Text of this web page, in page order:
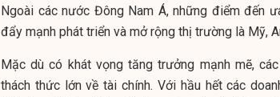
Ngoài các nước Đông Nam Á, những điểm đến
đẩy mạnh phát triển và mở rộng thị trường là Mỹ,
Mặc dù có khát vọng tăng trưởng mạnh mẽ,
thách thức lớn về tài chính. Với hầu hết các